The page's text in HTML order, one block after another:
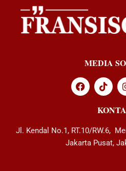
MEDIA
Jl. Kendal No.1, RT.10/RW.6,
Jakarta Pusat,